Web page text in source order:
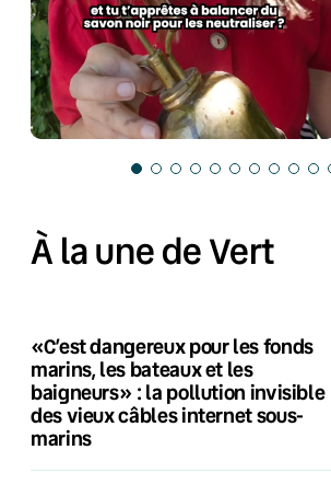
À la une de Vert
«C’est dangereux pour les fonds
marins, les bateaux et les
baigneurs» : la pollution invisible
des vieux câbles internet sous-
marins